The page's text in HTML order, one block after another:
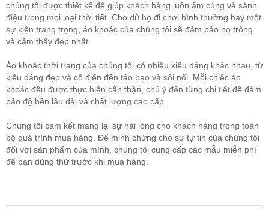
chúng tôi được thiết kế để giúp khách hàng luôn ấm cúng và sành
điệu trong mọi loại thời tiết. Cho dù họ đi chơi bình thường hay một
sự kiện trang trọng, áo khoác của chúng tôi sẽ đảm bảo họ trông
và cảm thấy đẹp nhất.
Áo khoác thời trang của chúng tôi có nhiều kiểu dáng khác nhau, từ
kiểu dáng đẹp và cổ điển đến táo bạo và sôi nổi. Mỗi chiếc áo
khoác đều được thực hiện cẩn thận, chú ý đến từng chi tiết để đảm
bảo độ bền lâu dài và chất lượng cao cấp.
Chúng tôi cam kết mang lại sự hài lòng cho khách hàng trong toàn
bộ quá trình mua hàng. Để minh chứng cho sự tự tin của chúng tôi
đối với sản phẩm của mình, chúng tôi cung cấp các mẫu miễn phí
để bạn dùng thử trước khi mua hàng.